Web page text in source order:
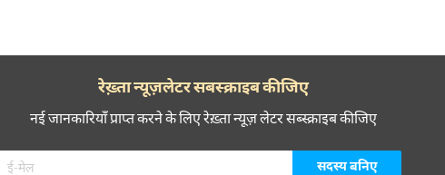
रेख़्ता न्यूज़लेटर सबस्क्राइब कीजिए
नई जानकारियाँ प्राप्त करने के लिए रेख़्ता न्यूज़ लेटर सब्स्क्राइब कीजिए